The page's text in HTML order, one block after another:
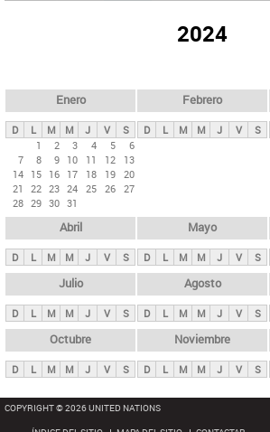
ds
p
n
i
p
a
l
s
2024
Enero
D L M M J V
S
1
2 3 4 5
6
7
8 9 10 11 12
13
14 15 16 17 18 19 20
21
22 23 24 25 26 27
28 29 30 31
Febrero
D L M M J V S
Abril
D L M M J V S
Mayo
D L M M J V S
Julio
D L M M J V S
Agosto
D L M M J V S
Octubre
D L M M J V S
Noviembre
D L M M J V S
COPYRIGHT © 2026 UNITED NATIONS